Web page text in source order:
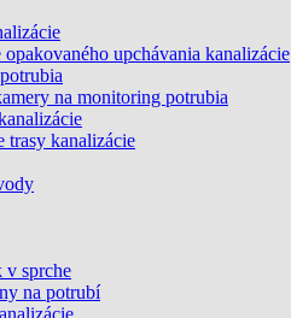
opakovaného upchávania kanalizácie
na monitoring potrubia
trasy kanalizácie
v sprche
na potrubí